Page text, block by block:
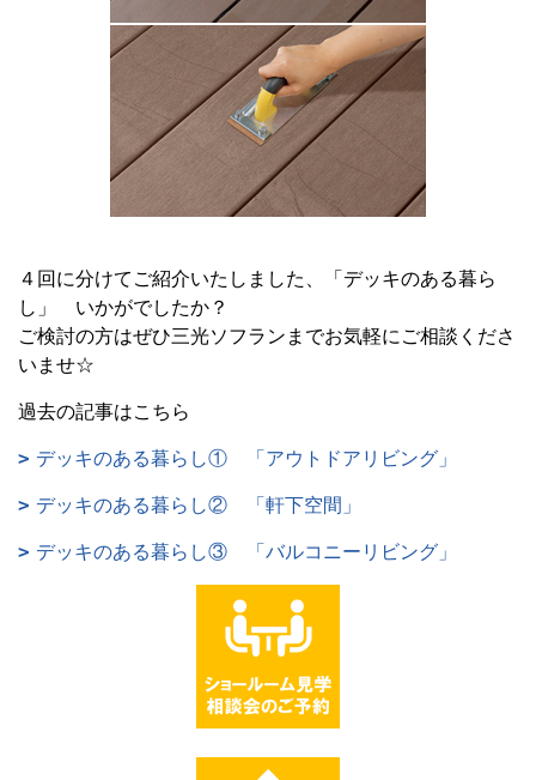
４回に分けてご紹介いたしました、「デッキのある暮ら
し」 いかがでしたか？
ご検討の方はぜひ三光ソフランまでお気軽にご相談くださ
いませ☆
過去の記事はこちら
デッキのある暮らし① 「アウトドアリビング」
デッキのある暮らし② 「軒下空間」
デッキのある暮らし③ 「バルコニーリビング」